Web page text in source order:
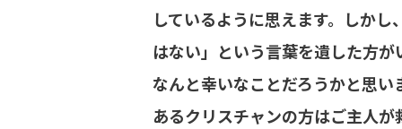
しているように思えます。しか
はない」という言葉を遺した方
なんと幸いなことだろうかと思い
あるクリスチャンの方はご主人